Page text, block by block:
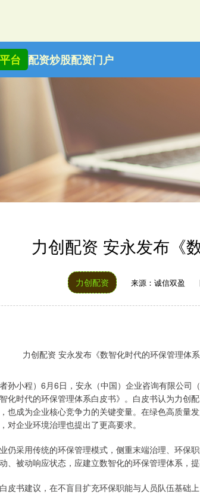
台 配资炒股配资门户
力创配资 安永发布《
力创配资 来源：诚信双盈
小程）6月6日，安永（中国）企业咨询有限公司（
化时代的环保管理体系白皮书》。白皮书认为力创
也成为企业核心竞争力的关键变量。在绿色高质量
对企业环境治理也提出了更高要求。
采用传统的环保管理模式，侧重末端治理、环保
、被动响应状态，应建立数智化的环保管理体系，提
书建议，在不盲目扩充环保职能与人员队伍基础